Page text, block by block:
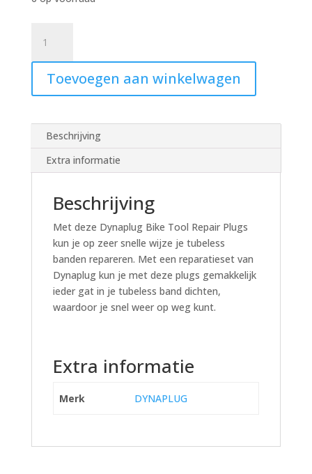
plugs
-
Dynaplug
Soft
Tip
pack
hoeveelheid
Toevoegen aan winkelwagen
Beschrijving
Extra informatie
Beschrijving
Met deze Dynaplug Bike Tool Repair Plugs
kun je op zeer snelle wijze je tubeless
banden repareren. Met een reparatieset van
Dynaplug kun je met deze plugs gemakkelijk
ieder gat in je tubeless band dichten,
waardoor je snel weer op weg kunt.
Extra informatie
Merk DYNAPLUG